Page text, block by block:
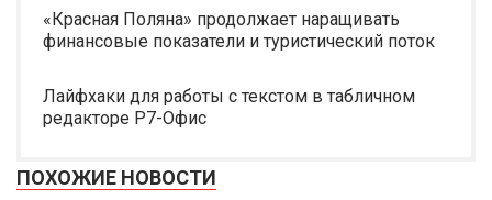
«Красная Поляна» продолжает наращивать
финансовые показатели и туристический поток
Лайфхаки для работы с текстом в табличном
редакторе Р7-Офис
ПОХОЖИЕ НОВОСТИ